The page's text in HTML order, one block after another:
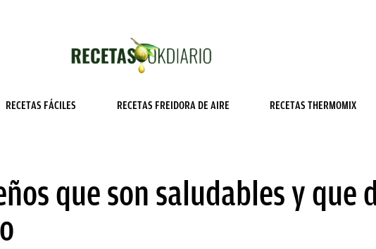
RECETAS FÁCILES RECETAS FREIDORA DE AIRE RECETAS THERMOMIX
que son saludables y que